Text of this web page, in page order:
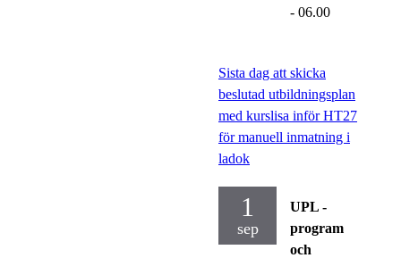
- 06.00
Sista dag att skicka
beslutad utbildningsplan
med kurslisa inför HT27
för manuell inmatning i
ladok
1
sep
UPL -
program
och